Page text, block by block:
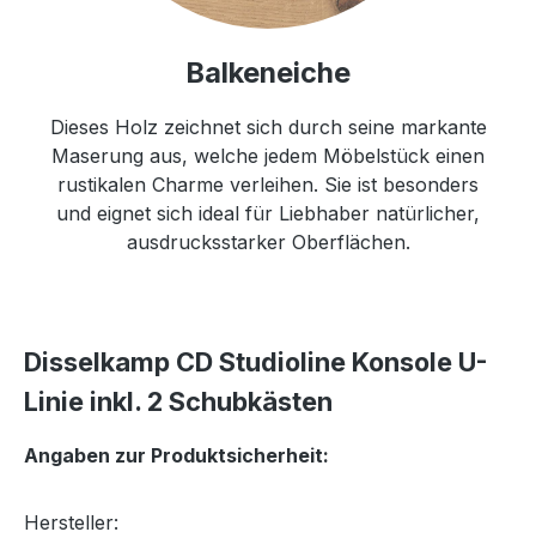
Balkeneiche
Dieses Holz zeichnet sich durch seine markante
Maserung aus, welche jedem Möbelstück einen
rustikalen Charme verleihen. Sie ist besonders
und eignet sich ideal für Liebhaber natürlicher,
ausdrucksstarker Oberflächen.
Disselkamp CD Studioline Konsole U-
Linie inkl. 2 Schubkästen
Angaben zur Produktsicherheit:
Hersteller: